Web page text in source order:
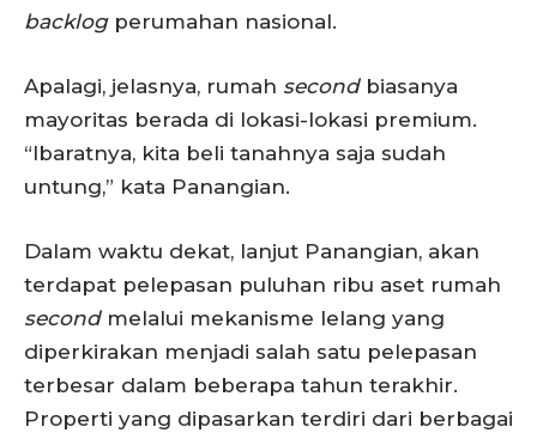
backlogperumahan nasional.
Apalagi, jelasnya, rumah second biasanya
mayoritas berada di lokasi-lokasi premium.
“Ibaratnya, kita beli tanahnya saja sudah
untung,” kata Panangian.
Dalam waktu dekat, lanjut Panangian, akan
terdapat pelepasan puluhan ribu aset rumah
secondmelalui mekanisme lelang yang
diperkirakan menjadi salah satu pelepasan
terbesar dalam beberapa tahun terakhir.
Properti yang dipasarkan terdiri dari berbagai